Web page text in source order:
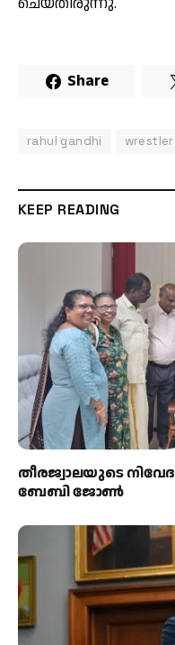
Share
rahul gandhi
KEEP READING
തീരജ്വാലയുടെ
ബേബി ജോൺ